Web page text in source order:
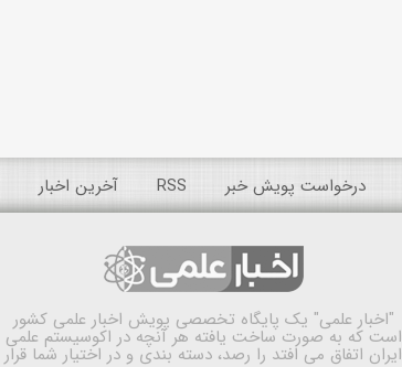
درخواست پویش خبر RSS آخرین اخبار
"اخبار علمی" یک پایگاه تخصصی پویش اخبار علمی کشور
است که به صورت ساخت یافته هر آنچه در اکوسیستم علمی
ایران اتفاق می افتد را رصد، دسته بندی و در اختیار شما قرار